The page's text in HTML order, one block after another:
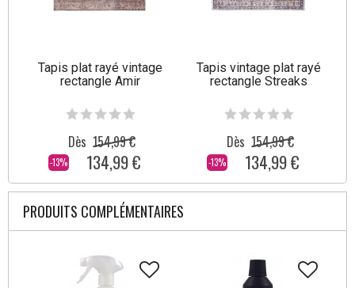
Tapis plat rayé vintage
rectangle Amir
-13%
Dès 154,99 €
134,99 €
Tapis vintage plat rayé
rectangle Streaks
-13%
Dès 154,99 €
134,99 €
PRODUITS COMPLÉMENTAIRES